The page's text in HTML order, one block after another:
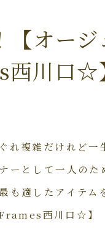
オージ
川口☆
複雑だけれど一
ーとして一人のた
も適したアイテム
西川口☆】